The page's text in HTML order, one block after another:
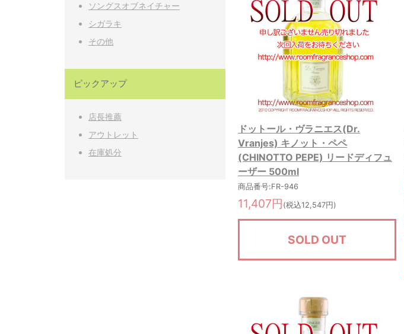
ドットール・ヴラニエス(Dr.
Vranjes) キノット・ペペ
(CHINOTTO PEPE) リードディフュ
ーザー 500ml
商品番号:FR-946
11,407円 (税込12,547円)
SOLD OUT
ソングスオブネイチャー
シガラキ
その他
ピックアップ
店長推薦
アウトレット
在庫処分